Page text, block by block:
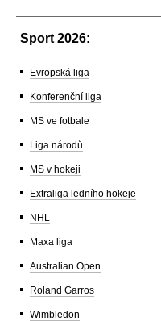
Sport 2026:
Evropská liga
Konferenční liga
MS ve fotbale
Liga národů
MS v hokeji
Extraliga ledního hokeje
NHL
Maxa liga
Australian Open
Roland Garros
Wimbledon